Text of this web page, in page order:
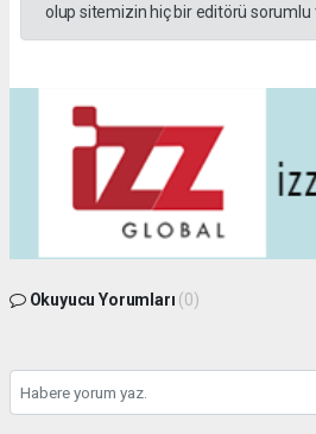
olup sitemizin hiç bir editörü sorumlu
Okuyucu Yorumları (0)